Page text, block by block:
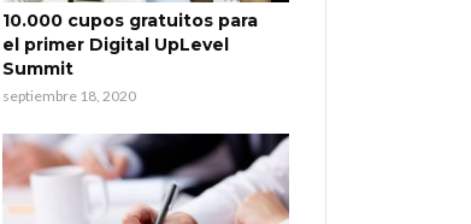
10.000 cupos gratuitos para
el primer Digital UpLevel
Summit
septiembre 18, 2020